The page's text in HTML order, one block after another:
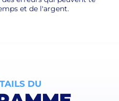
et de l'argent.
DU